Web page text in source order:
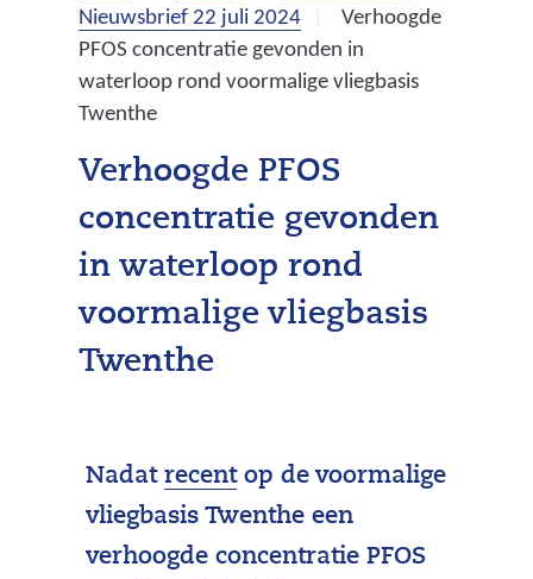
e
n
l
a
p
e
Nieuwsbrief 22 juli 2024
Verhoogde
PFOS concentratie gevonden in
waterloop rond voormalige vliegbasis
Twenthe
Verhoogde PFOS
concentratie gevonden
in waterloop rond
voormalige vliegbasis
Twenthe
Nadat recent(
v
e
op de voormalige
vliegbasis Twenthe een
verhoogde concentratie PFOS